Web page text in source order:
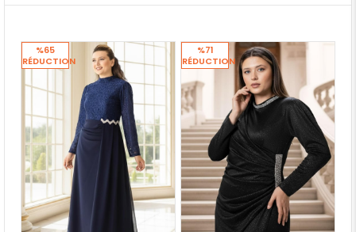
%65
RÉDUCTION
%71
RÉDUCTION